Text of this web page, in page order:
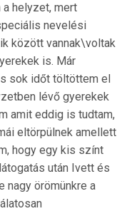
a helyzet, mert
nevelési
között vannak\voltak
is. Már
sok időt töltöttem el
lévő gyerekek
amit eddig is tudtam,
eltörpülnek amellett
hogy egy kis színt
után Ivett és
nagy örömünkre a